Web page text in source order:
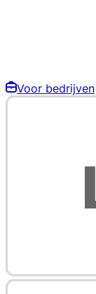
Voor bedrijven